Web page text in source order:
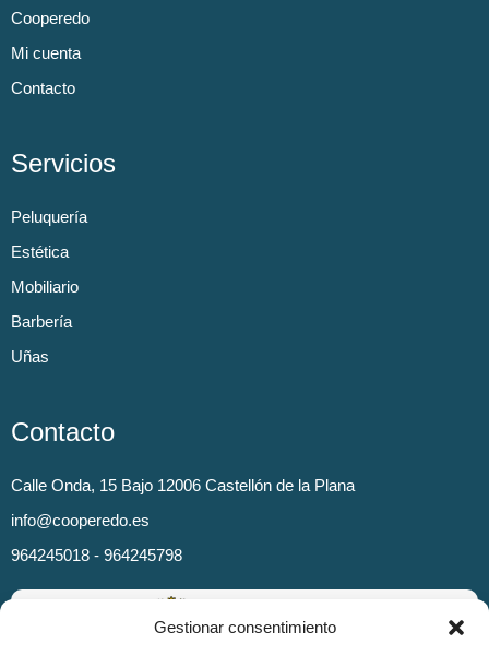
Gestionar consentimiento
Cooperedo
Mi cuenta
Contacto
Servicios
Peluquería
Estética
Mobiliario
Barbería
Uñas
Contacto
Calle Onda, 15 Bajo 12006 Castellón de la Plana
info@cooperedo.es
964245018 - 964245798